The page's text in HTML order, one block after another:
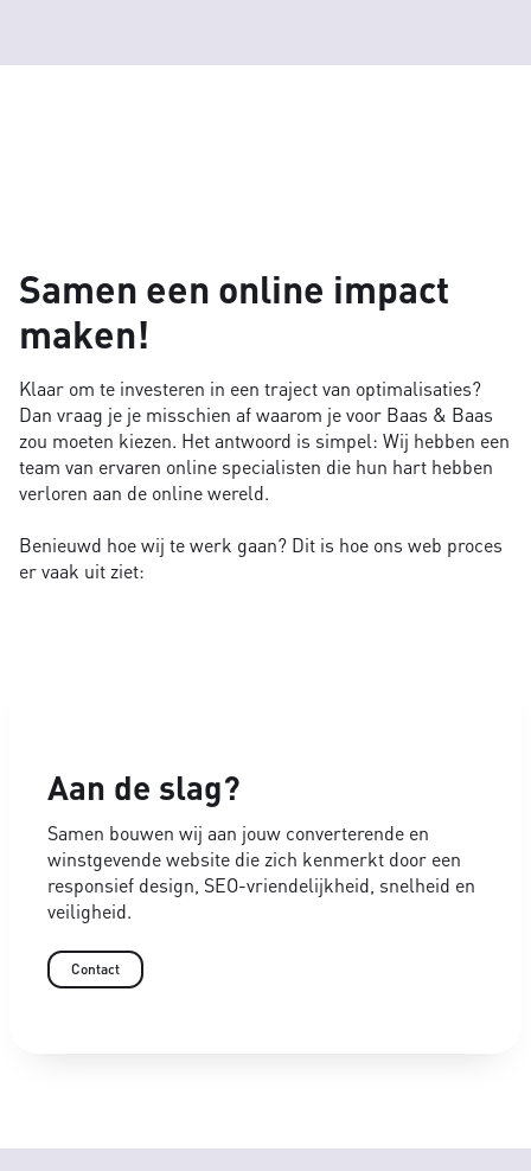
Samen een online impact
maken!
Klaar om te investeren in een traject van optimalisaties?
Dan vraag je je misschien af waarom je voor Baas & Baas
zou moeten kiezen. Het antwoord is simpel: Wij hebben een
team van ervaren online specialisten die hun hart hebben
verloren aan de online wereld.
Benieuwd hoe wij te werk gaan? Dit is hoe ons web proces
er vaak uit ziet:
Aan de slag?
Samen bouwen wij aan jouw converterende en
winstgevende website die zich kenmerkt door een
responsief design, SEO-vriendelijkheid, snelheid en
veiligheid.
Contact